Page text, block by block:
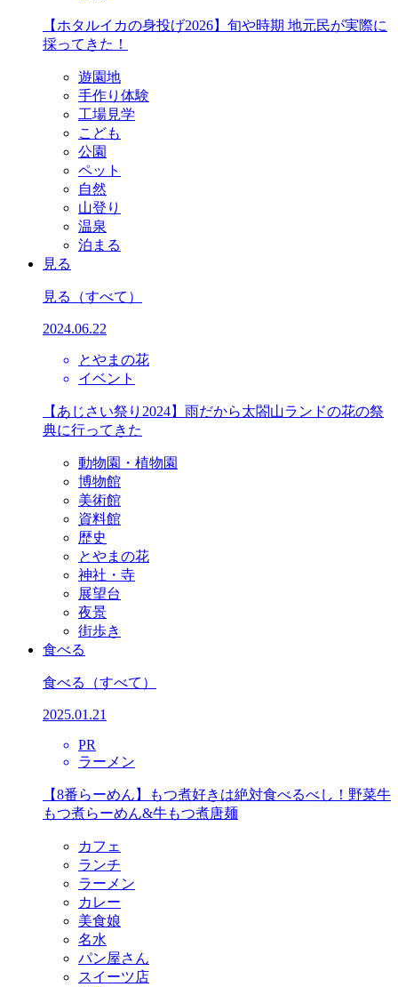
【ホタルイカの身投げ2026】旬や時期 地元民が実際に
採ってきた！
遊園地
手作り体験
工場見学
こども
公園
ペット
自然
山登り
温泉
泊まる
見る
見る （すべて）
2024.06.22
とやまの花
イベント
【あじさい祭り2024】雨だから太閤山ランドの花の祭
典に行ってきた
動物園・植物園
博物館
美術館
資料館
歴史
とやまの花
神社・寺
展望台
夜景
街歩き
食べる
食べる （すべて）
2025.01.21
PR
ラーメン
【8番らーめん】もつ煮好きは絶対食べるべし！野菜牛
もつ煮らーめん&牛もつ煮唐麺
カフェ
ランチ
ラーメン
カレー
美食娘
名水
パン屋さん
スイーツ店